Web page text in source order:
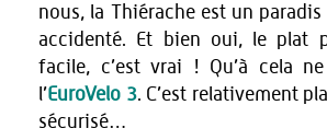
nous, la Thiérache est un
accidenté. Et bien oui, le plat
facile, c’est vrai ! Qu’à cela
l’EuroVelo 3. C’est relativement
sécurisé…